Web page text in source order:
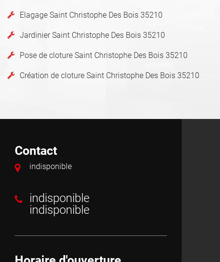
Elagage Saint Christophe Des Bois 35210
Jardinier Saint Christophe Des Bois 35210
Pose de cloture Saint Christophe Des Bois 35210
Création de cloture Saint Christophe Des Bois 35210
Contact
indisponible
indisponible
indisponible